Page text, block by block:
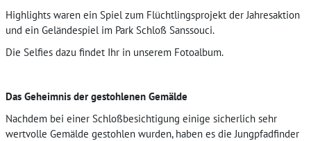
Highlights waren ein Spiel zum Flüchtlingsprojekt der Jahresaktion
und ein Geländespiel im Park Schloß Sanssouci.
Die Selfies dazu findet Ihr in unserem Fotoalbum.
Das Geheimnis der gestohlenen Gemälde
Nachdem bei einer Schloßbesichtigung einige sicherlich sehr
wertvolle Gemälde gestohlen wurden, haben es die Jungpfadfinder